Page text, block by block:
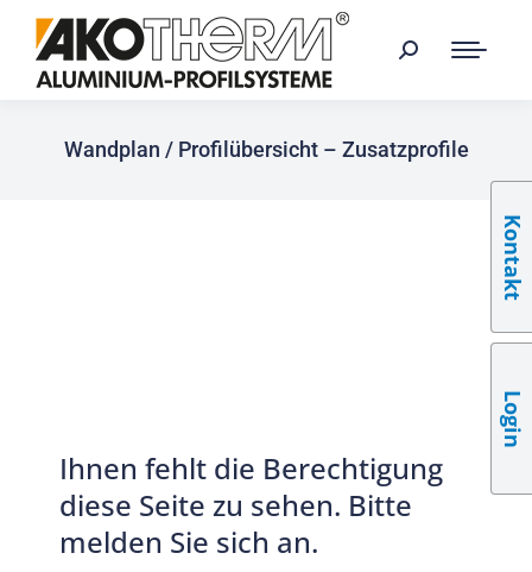
Wandplan / Profilübersicht – Zusatzprofile
Ihnen fehlt die Berechtigung
diese Seite zu sehen. Bitte
melden Sie sich an.
Kontakt
Login